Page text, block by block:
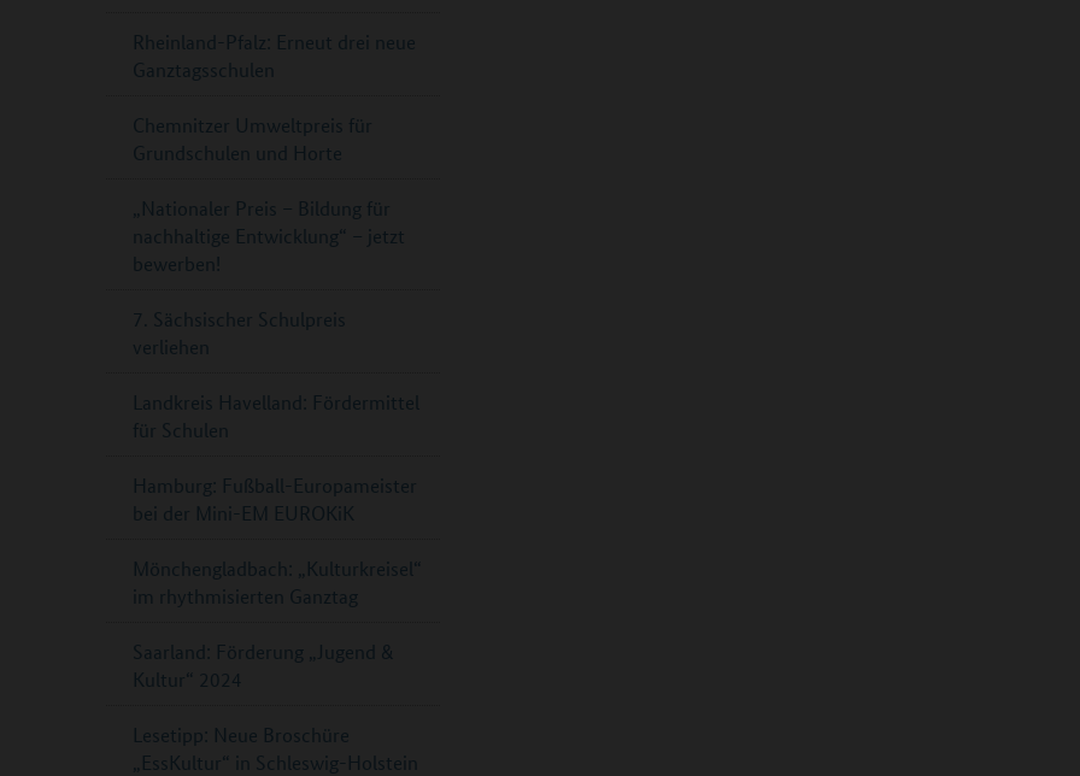
Rheinland-Pfalz: Erneut drei neue
Ganztagsschulen
Chemnitzer Umweltpreis für
Grundschulen und Horte
„Nationaler Preis – Bildung für
nachhaltige Entwicklung“ – jetzt
bewerben!
7. Sächsischer Schulpreis
verliehen
Landkreis Havelland: Fördermittel
für Schulen
Hamburg: Fußball-Europameister
bei der Mini-EM EUROKiK
Mönchengladbach: „Kulturkreisel“
im rhythmisierten Ganztag
Saarland: Förderung „Jugend &
Kultur“ 2024
Lesetipp: Neue Broschüre
„EssKultur“ in Schleswig-Holstein